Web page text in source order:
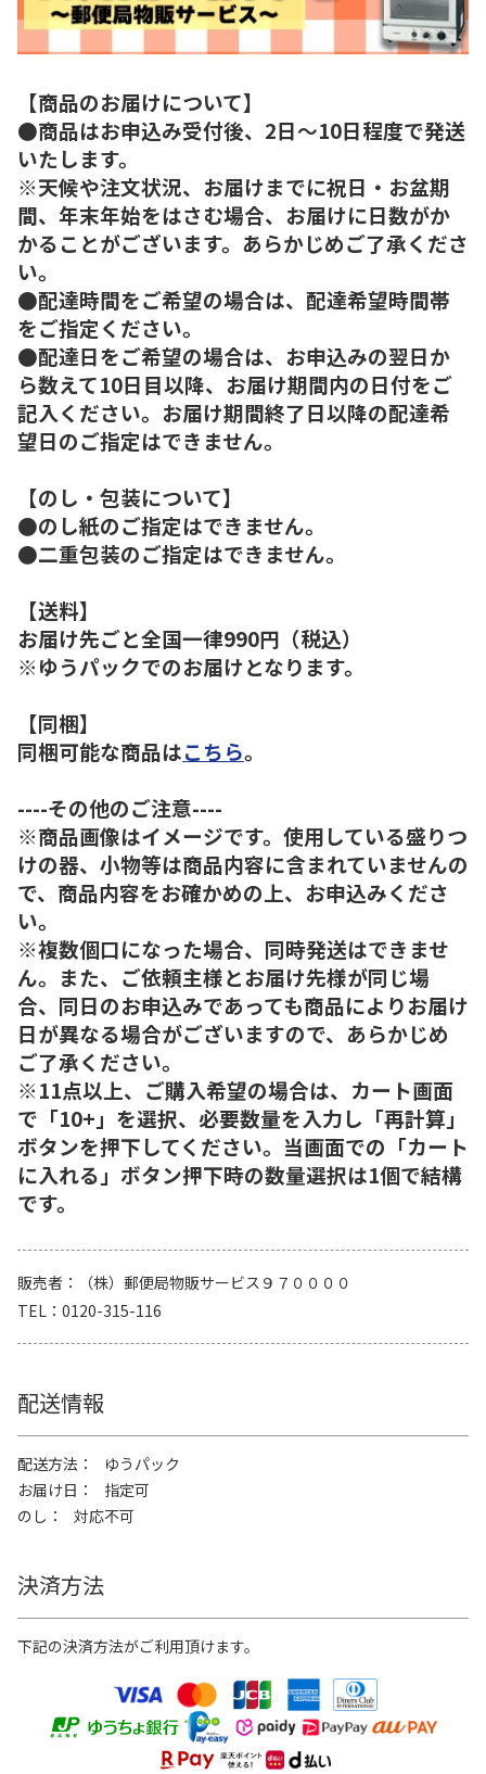
【商品のお届けについて】
●商品はお申込み受付後、2日～10日程度で発送
いたします。
※天候や注文状況、お届けまでに祝日・お盆期
間、年末年始をはさむ場合、お届けに日数がか
かることがございます。あらかじめご了承くださ
い。
●配達時間をご希望の場合は、配達希望時間帯
をご指定ください。
●配達日をご希望の場合は、お申込みの翌日か
ら数えて10日目以降、お届け期間内の日付をご
記入ください。お届け期間終了日以降の配達希
望日のご指定はできません。
【のし・包装について】
●のし紙のご指定はできません。
●二重包装のご指定はできません。
【送料】
お届け先ごと全国一律990円（税込）
※ゆうパックでのお届けとなります。
【同梱】
同梱可能な商品はこちら。
----その他のご注意----
※商品画像はイメージです。使用している盛りつ
けの器、小物等は商品内容に含まれていませんの
で、商品内容をお確かめの上、お申込みくださ
い。
※複数個口になった場合、同時発送はできませ
ん。また、ご依頼主様とお届け先様が同じ場
合、同日のお申込みであっても商品によりお届け
日が異なる場合がございますので、あらかじめ
ご了承ください。
※11点以上、ご購入希望の場合は、カート画面
で「10+」を選択、必要数量を入力し「再計算」
ボタンを押下してください。当画面での「カート
に入れる」ボタン押下時の数量選択は1個で結構
です。
販売者
（株）郵便局物販サービス９７００００
TEL
0120-315-116
配送情報
配送方法
ゆうパック
お届け日
指定可
のし
対応不可
決済方法
下記の決済方法がご利用頂けます。